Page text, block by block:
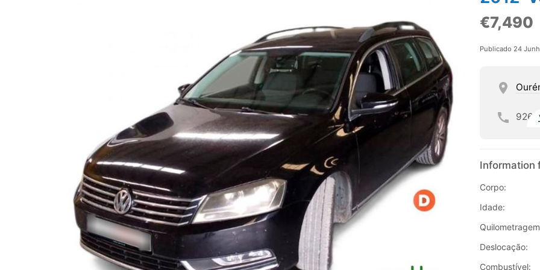
€7,490
Publicado 24
926
Information
Corpo:
Idade:
Deslocação:
Combustível: